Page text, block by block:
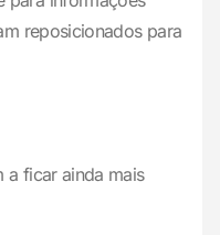
reposicionados para
a ficar ainda mais